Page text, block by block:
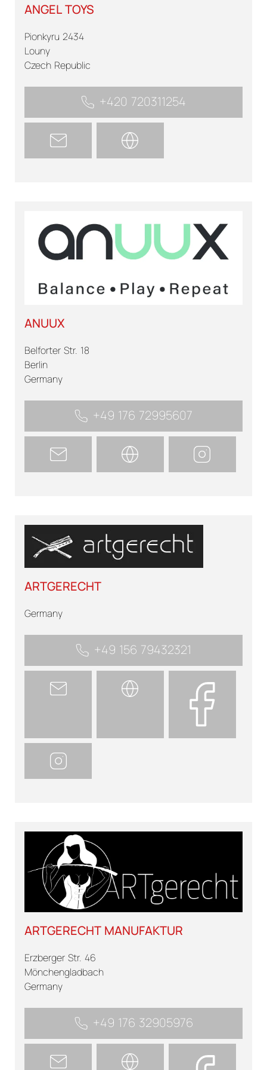
ANGEL TOYS
Pionkyru 2434
Louny
Czech Republic
+420 720311254
ANUUX
Belforter Str. 18
Berlin
Germany
+49 176 72995607
ARTGERECHT
Germany
+49 156 79432321
ARTGERECHT MANUFAKTUR
Erzberger Str. 46
Mönchengladbach
Germany
+49 176 32905976